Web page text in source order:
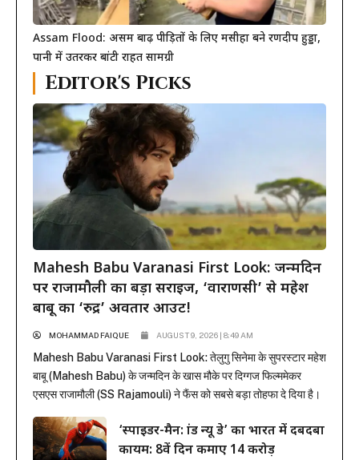
Assam Flood: असम बाढ़ पीड़ितों के लिए मसीहा बने रणदीप हुड्डा,
पानी में उतरकर बांटी राहत सामग्री
Editor's Picks
Mahesh Babu Varanasi First Look: जन्मदिन
पर राजामौली का बड़ा सरप्राइज, ‘वाराणसी’ से महेश
बाबू का ‘रुद्र’ अवतार आउट!
MOHAMMAD FAIQUE AUGUST 9, 2026 | 8:49 AM
Mahesh Babu Varanasi First Look: तेलुगु सिनेमा के सुपरस्टार महेश
बाबू (Mahesh Babu) के जन्मदिन के खास मौके पर दिग्गज फिल्ममेकर
एसएस राजामौली (SS Rajamouli) ने फैंस को सबसे बड़ा तोहफा दे दिया है।
महेश बाबू का मच-अवेटेड फर्स्ट लुक रिलीज कर दिया है। इस फिल्म...
‘स्पाइडर-मैन: ब्रांड न्यू डे’ का भारत में दबदबा
कायम: 8वें दिन कमाए 14 करोड़